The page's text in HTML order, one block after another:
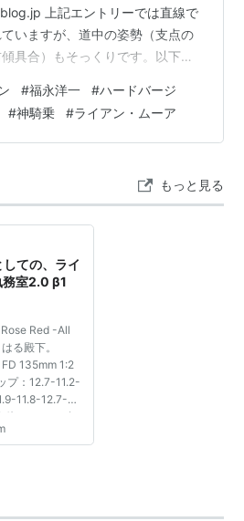
上記エントリーでは直線で
いますが、道中の姿勢（支点の
具合）もそっくりです。以下に
が一切ブレない。道中も直線で
とも乗っている馬の馬体に足が
うに軸が微動だにしません。 馬
ま、真横に一頭分の進路変更を
この…
#福永洋一 #ハードバージ
#神騎乗 #ライアン・ムーア
もっと見る
ての、ライ
務室2.0 β1
Red -All
る殿下。
135mm 1:2
プ：12.7-11.2-
11.8-12.7-
体は、2000年
ルカセット錦